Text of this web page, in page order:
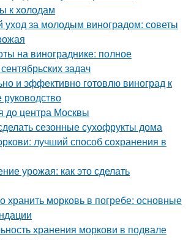
к холодам
уход за молодым виноградом: советы
на винограднике: полное
задач
и эффективно готовлю виноград к
до центра Москвы
сезонные сухофрукты дома
лучший способ сохранения в
урожая: как это сделать
хранить морковь в погребе: основные
хранения моркови в подвале